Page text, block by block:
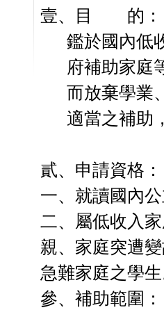
壹、目 的：
鑑於國內低
府補助家庭
而放棄學業
適當之補助
貳、申請資格：
一、就讀國內
二、屬低收入
親、家庭突遭
急難家庭之學
參、補助範圍：